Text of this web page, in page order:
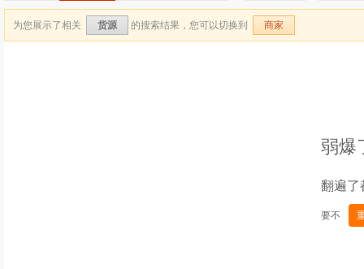
为您展示了相关 货源 的搜索结果，您可以切换到 商家
弱爆
翻遍了
要不